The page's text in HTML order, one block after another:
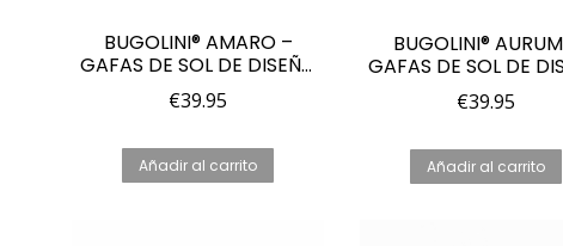
BUGOLINI® AMARO –
GAFAS DE SOL DE DISEÑO
– POLARIZADAS – UV400 –
OJOS VISIBLES – NEGR
€39.95
Añadir al carrito
BUGOLINI®
GAFAS DE SOL DE
– POLARIZADAS –
OJOS VISIBLES –
€39.95
Añadir al carrito